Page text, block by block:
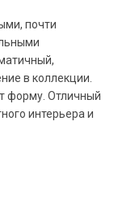
почти
в коллекции.
форму. Отличный
интерьера и